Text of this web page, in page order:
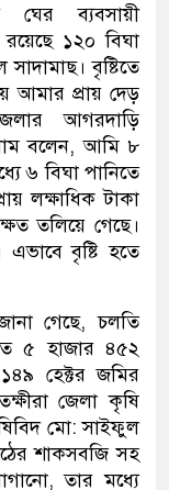
ঘের ব্যবসায়ী
১২০ বিঘা
বৃষ্টিতে
আমার প্রায় দেড়
আগরদাড়ি
বলেন, আমি ৮
৬ বিঘা পানিতে
লক্ষাধিক টাকা
তলিয়ে গেছে।
বৃষ্টি হতে
গেছে, চলতি
৫ হাজার ৪৫২
হেক্টর জমির
জেলা কৃষি
মো: সাইফুল
শাকসবজি সহ
তার মধ্যে